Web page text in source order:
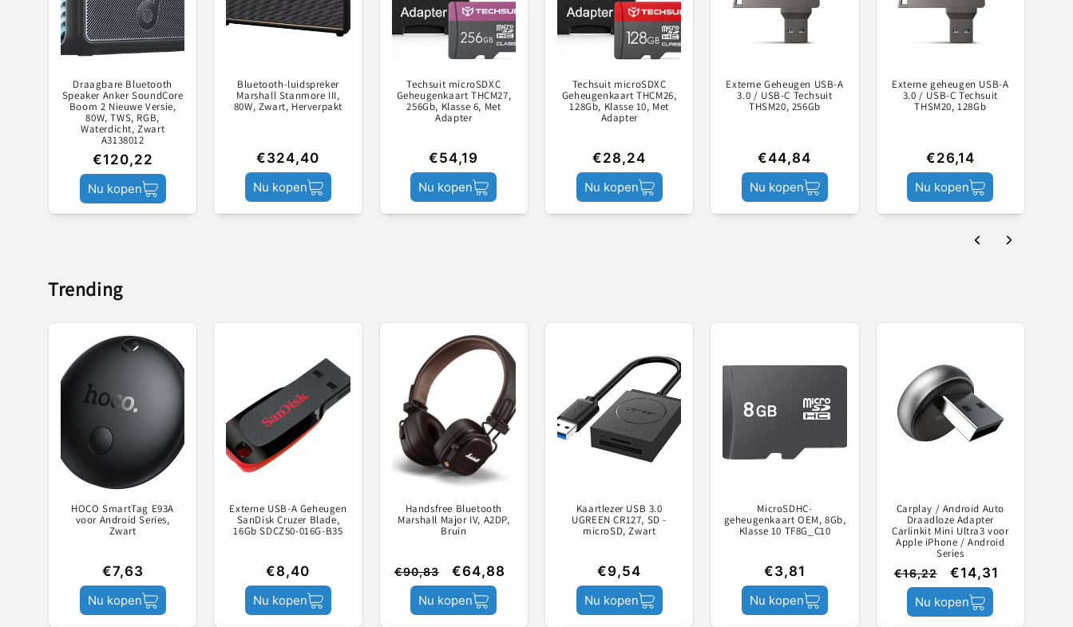
Draagbare Bluetooth
Speaker Anker SoundCore
Boom 2 Nieuwe Versie,
80W, TWS, RGB,
Waterdicht, Zwart
A3138012
€120,22
Nu kopen
Bluetooth-luidspreker
Marshall Stanmore III,
80W, Zwart, Herverpakt
€324,40
Nu kopen
Techsuit microSDXC
Geheugenkaart THCM27,
256Gb, Klasse 6, Met
Adapter
€54,19
Nu kopen
Techsuit microSDXC
Geheugenkaart THCM26,
128Gb, Klasse 10, Met
Adapter
€28,24
Nu kopen
Externe Geheugen USB-A
3.0 / USB-C Techsuit
THSM20, 256Gb
€44,84
Nu kopen
Externe geheugen USB-A
3.0 / USB-C Techsuit
THSM20, 128Gb
€26,14
Nu kopen
Trending
HOCO SmartTag E93A
voor Android Series,
Zwart
€7,63
Nu kopen
Externe USB-A Geheugen
SanDisk Cruzer Blade,
16Gb SDCZ50-016G-B35
€8,40
Nu kopen
Handsfree Bluetooth
Marshall Major IV, A2DP,
Bruin
€90,83 €64,88
Nu kopen
Kaartlezer USB 3.0
UGREEN CR127, SD -
microSD, Zwart
€9,54
Nu kopen
MicroSDHC-
geheugenkaart OEM, 8Gb,
Klasse 10 TF8G_C10
€3,81
Nu kopen
Carplay / Android Auto
Draadloze Adapter
Carlinkit Mini Ultra3 voor
Apple iPhone / Android
Series
€16,22
€14,31
Nu kopen